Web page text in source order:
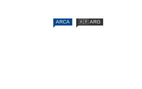
ARCA 🇦🇷 ARG